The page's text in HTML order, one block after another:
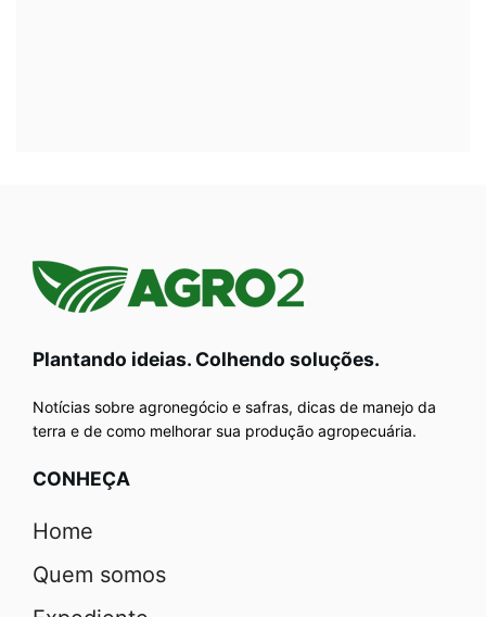
Plantando ideias. Colhendo soluções.
Notícias sobre agronegócio e safras, dicas de manejo da
terra e de como melhorar sua produção agropecuária.
CONHEÇA
Home
Quem somos